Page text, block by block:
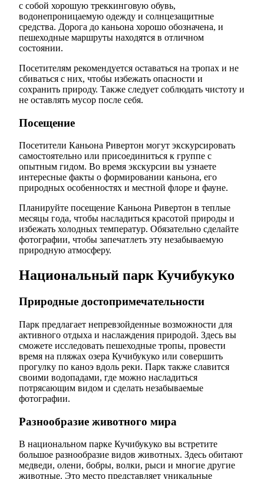
с собой хорошую треккинговую обувь,
водонепроницаемую одежду и солнцезащитные
средства. Дорога до каньона хорошо обозначена, и
пешеходные маршруты находятся в отличном
состоянии.
Посетителям рекомендуется оставаться на тропах и не
сбиваться с них, чтобы избежать опасности и
сохранить природу. Также следует соблюдать чистоту и
не оставлять мусор после себя.
Посещение
Посетители Каньона Ривертон могут экскурсировать
самостоятельно или присоединиться к группе с
опытным гидом. Во время экскурсии вы узнаете
интересные факты о формировании каньона, его
природных особенностях и местной флоре и фауне.
Планируйте посещение Каньона Ривертон в теплые
месяцы года, чтобы насладиться красотой природы и
избежать холодных температур. Обязательно сделайте
фотографии, чтобы запечатлеть эту незабываемую
природную атмосферу.
Национальный парк Кучибукуко
Природные достопримечательности
Парк предлагает непревзойденные возможности для
активного отдыха и наслаждения природой. Здесь вы
сможете исследовать пешеходные тропы, провести
время на пляжах озера Кучибукуко или совершить
прогулку по каноэ вдоль реки. Парк также славится
своими водопадами, где можно насладиться
потрясающим видом и сделать незабываемые
фотографии.
Разнообразие животного мира
В национальном парке Кучибукуко вы встретите
большое разнообразие видов животных. Здесь обитают
медведи, олени, бобры, волки, рыси и многие другие
животные. Это место представляет уникальные